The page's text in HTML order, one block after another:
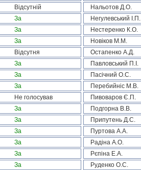
Відсутній Нальотов Д.О.
За Негулевський І.П.
За Нестеренко К.О.
За Новіков М.М.
Відсутня Остапенко А.Д.
За Павловський П.І.
За Пасічний О.С.
За Перебийніс М.В.
Не голосував Пивоваров Є.П.
За Подгорна В.В.
За Припутень Д.С.
За Пуртова А.А.
За Радіна А.О.
За Рєпіна Е.А.
За Руденко О.С.